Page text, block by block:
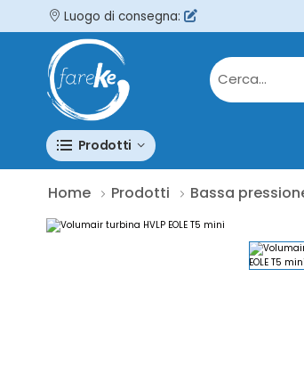
Luogo di consegna:
Prodotti
Home Prodotti Bassa